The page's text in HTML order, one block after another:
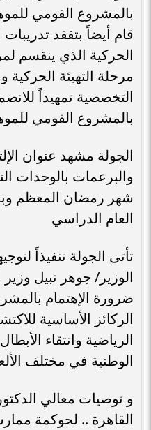
بالمشروع القومي
قام أيضاً بتفقد
الحركية الذي ينقسم
مرحلة التهيئة الحركية
التخصصية تمهيداً
بالمشروع القومي
الجولة مشهد عنوان
والبرعمات بالوحدات
شهر رمضان المعظم
العام الدراسي
تأتى الجولة تنفيذاً
الوزير/ جوهر نبيل
ضرورة الإهتمام
الركائز الأساسية
الرياضية وانتقاء
الوطنية في مختلف
و توصيات معالي
القاهرة .. لحوكمة